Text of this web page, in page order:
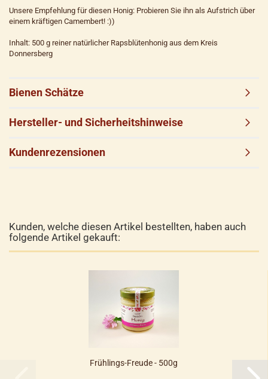
Unsere Empfehlung für diesen Honig: Probieren Sie ihn als Aufstrich über
einem kräftigen Camembert! :))
Inhalt: 500 g reiner natürlicher Rapsblütenhonig aus dem Kreis
Donnersberg
Bienen Schätze
Hersteller- und Sicherheitshinweise
Kundenrezensionen
Kunden, welche diesen Artikel bestellten, haben auch
folgende Artikel gekauft:
Frühlings-Freude - 500g